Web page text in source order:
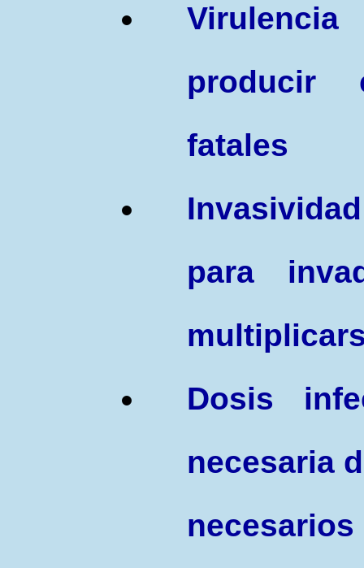
producir
fatales
Invasividad
para
Dosis
necesaria